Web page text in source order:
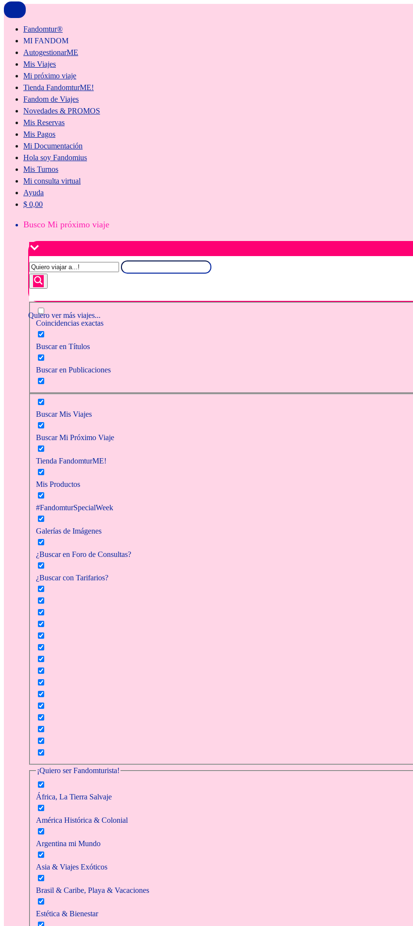
Fandomtur®
MI FANDOM
AutogestionarME
Mis Viajes
Mi próximo viaje
Tienda FandomturME!
Fandom de Viajes
Novedades & PROMOS
Mis Reservas
Mis Pagos
Mi Documentación
Hola soy Fandomius
Mis Turnos
Mi consulta virtual
Ayuda
$ 0,00
Busco Mi próximo viaje
Quiero ver más viajes...
Coincidencias exactas
Buscar en Títulos
Buscar en Publicaciones
Buscar Mis Viajes
Buscar Mi Próximo Viaje
Tienda FandomturME!
Mis Productos
#FandomturSpecialWeek
Galerías de Imágenes
¿Buscar en Foro de Consultas?
¿Buscar con Tarifarios?
¡Quiero ser Fandomturista!
África, La Tierra Salvaje
América Histórica & Colonial
Argentina mi Mundo
Asia & Viajes Exóticos
Brasil & Caribe, Playa & Vacaciones
Estética & Bienestar